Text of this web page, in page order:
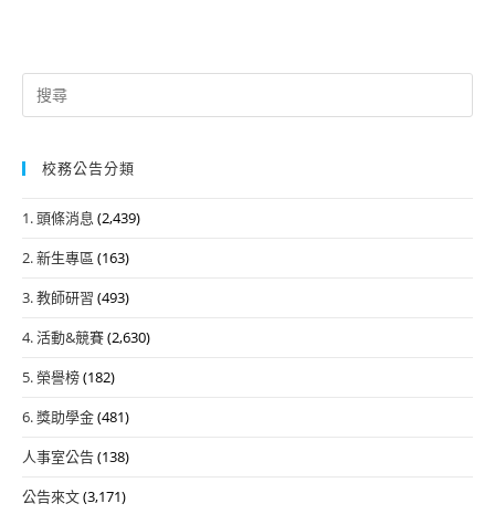
Search
for:
校務公告分類
1. 頭條消息 (2,439)
2. 新生專區 (163)
3. 教師研習 (493)
4. 活動&競賽(2,630)
5. 榮譽榜(182)
6. 獎助學金(481)
人事室公告(138)
公告來文(3,171)